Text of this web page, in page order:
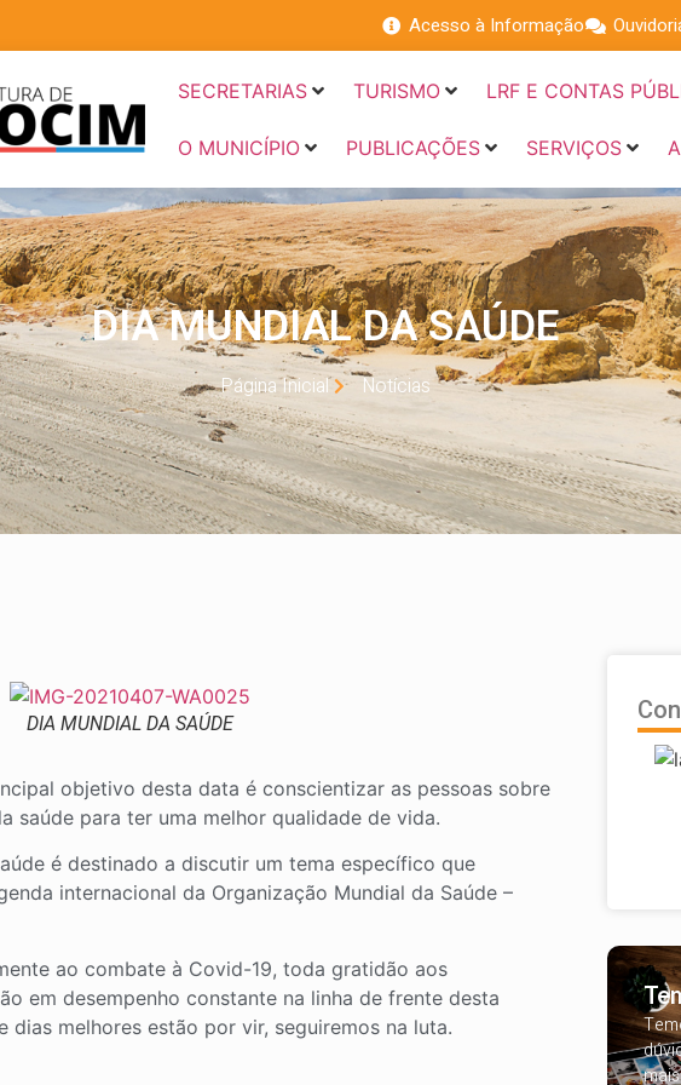
Acesso à Informação
SECRETARIAS TURISMO LRF E CONTAS
O MUNICÍPIO PUBLICAÇÕES SERVIÇOS
DIA MUNDIAL DA SAÚDE
Página Inicial Notícias
DIA MUNDIAL DA SAÚDE
objetivo desta data é conscientizar as pessoas sobre
saúde para ter uma melhor qualidade de vida.
é destinado a discutir um tema específico que
internacional da Organização Mundial da Saúde –
ao combate à Covid-19, toda gratidão aos
em desempenho constante na linha de frente desta
dias melhores estão por vir, seguiremos na luta.